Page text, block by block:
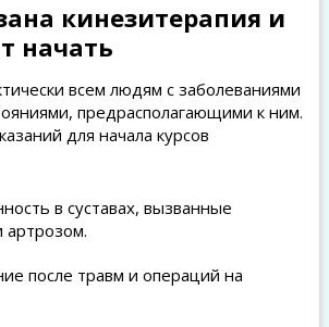
кинезитерапия и
начать
всем людям с заболеваниями
предрасполагающими к ним.
для начала курсов
в суставах, вызванные
артрозом.
после травм и операций на